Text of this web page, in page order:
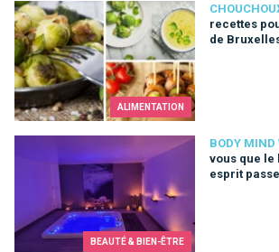
ALIMENTATION
recettes
de
Top 10 des recettes pour aimer les choux
BEAUTÉ & BIEN-ÊTRE
BODY MIND
vous que le
esprit
Saviez-vous que le bien-être de votre